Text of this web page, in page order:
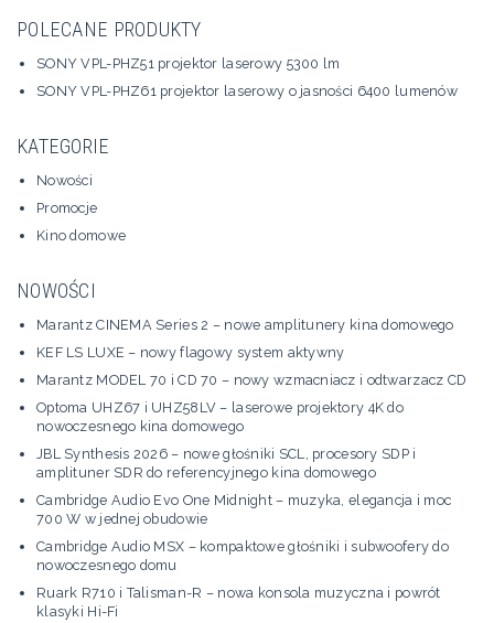
POLECANE PRODUKTY
SONY VPL-PHZ51 projektor laserowy 5300 lm
SONY VPL-PHZ61 projektor laserowy o jasności 6400 lumenów
KATEGORIE
Nowości
Promocje
Kino domowe
NOWOŚCI
Marantz CINEMA Series 2 – nowe amplitunery kina domowego
KEF LS LUXE – nowy flagowy system aktywny
Marantz MODEL 70 i CD 70 – nowy wzmacniacz i odtwarzacz CD
Optoma UHZ67 i UHZ58LV – laserowe projektory 4K do
nowoczesnego kina domowego
JBL Synthesis 2026 – nowe głośniki SCL, procesory SDP i
amplituner SDR do referencyjnego kina domowego
Cambridge Audio Evo One Midnight – muzyka, elegancja i moc
700 W w jednej obudowie
Cambridge Audio MSX – kompaktowe głośniki i subwoofery do
nowoczesnego domu
Ruark R710 i Talisman-R – nowa konsola muzyczna i powrót
klasyki Hi-Fi